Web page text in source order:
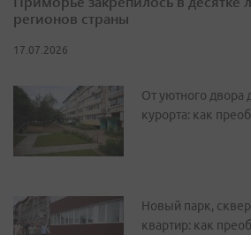
регионов страны
17.07.2026
От уютного двора
курорта: как
Новый парк,
квартир: как